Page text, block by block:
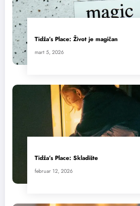
Tidža’s Place: Život je magičan
mart 5, 2026
Tidža’s Place: Skladište
februar 12, 2026